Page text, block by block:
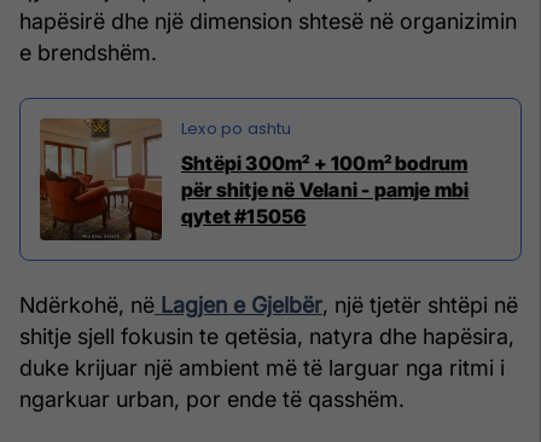
hapësirë dhe një dimension shtesë në organizimin
e brendshëm.
Shtëpi 300m² + 100m² bodrum
për shitje në Velani - pamje mbi
qytet #15056
Ndërkohë, në Lagjen e Gjelbër, një tjetër shtëpi në
shitje sjell fokusin te qetësia, natyra dhe hapësira,
duke krijuar një ambient më të larguar nga ritmi i
ngarkuar urban, por ende të qasshëm.